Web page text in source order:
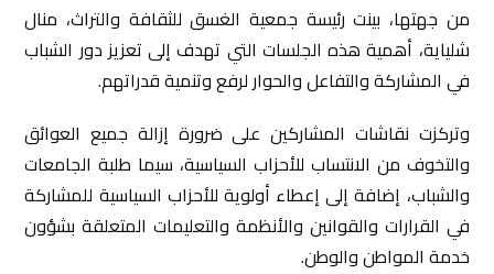
من جهتها، بينت رئيسة جمعية الغسق للثقافة والتراث، منال
شلياية، أهمية هذه الجلسات التي تهدف إلى تعزيز دور الشباب
في المشاركة والتفاعل والحوار لرفع وتنمية قدراتهم.
وتركزت نقاشات المشاركين على ضرورة إزالة جميع العوائق
والتخوف من الانتساب للأحزاب السياسية، سيما طلبة الجامعات
والشباب، إضافة إلى إعطاء أولوية للأحزاب السياسية للمشاركة
في القرارات والقوانين والأنظمة والتعليمات المتعلقة بشؤون
خدمة المواطن والوطن.